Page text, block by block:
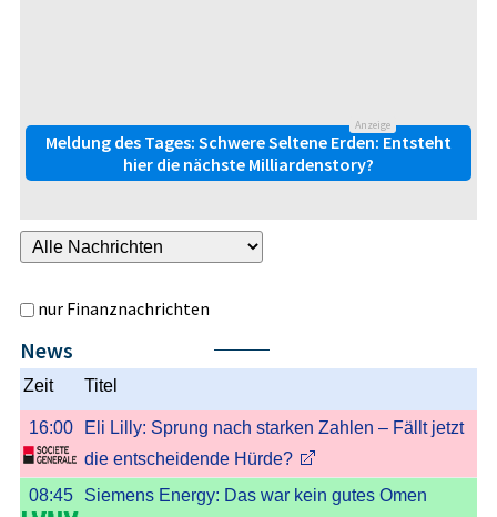
Anzeige
Meldung des Tages: Schwere Seltene Erden: Entsteht
hier die nächste Milliardenstory?
nur Finanznachrichten
News
Zeit Titel
16:00
Eli Lilly: Sprung nach starken Zahlen – Fällt jetzt
die entscheidende Hürde?
08:45
Siemens Energy: Das war kein gutes Omen